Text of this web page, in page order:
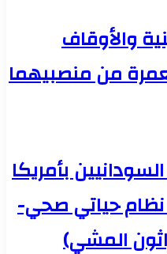
والأوقاف
من منصبيهما
بأمريكا
حياتي صحي-
المشي)